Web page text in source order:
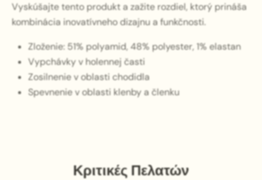
Vyskúšajte tento produkt a zažite rozdiel, ktorý prináša
kombinácia inovatívneho dizajnu a funkčnosti.
Zloženie: 51% polyamid, 48% polyester, 1% elastan
Vypchávky v holennej časti
Zosilnenie v oblasti chodidla
Spevnenie v oblasti klenby a členku
Κριτικές Πελατών